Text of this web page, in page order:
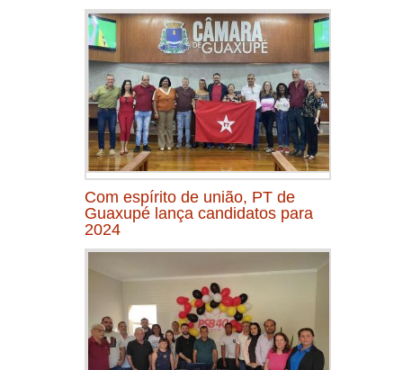
Com espírito de união, PT de
Guaxupé lança candidatos para
2024